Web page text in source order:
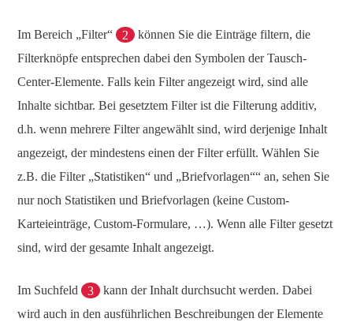
Im Bereich „Filter“ 2
können Sie die Einträge filtern, die
Filterknöpfe entsprechen dabei den Symbolen der Tausch-
Center-Elemente. Falls kein Filter angezeigt wird, sind alle
Inhalte sichtbar. Bei gesetztem Filter ist die Filterung additiv,
d.h. wenn mehrere Filter angewählt sind, wird derjenige Inhalt
angezeigt, der mindestens einen der Filter erfüllt. Wählen Sie
z.B. die Filter „Statistiken“ und „Briefvorlagen““ an, sehen Sie
nur noch Statistiken und Briefvorlagen (keine Custom-
Karteieinträge, Custom-Formulare, …). Wenn alle Filter gesetzt
sind, wird der gesamte Inhalt angezeigt.
Im Suchfeld 3
kann der Inhalt durchsucht werden. Dabei
wird auch in den ausführlichen Beschreibungen der Elemente